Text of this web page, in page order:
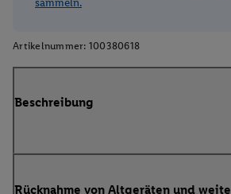
Artikelnummer: 100380618
Beschreibung
Rücknahme von Altgeräten und